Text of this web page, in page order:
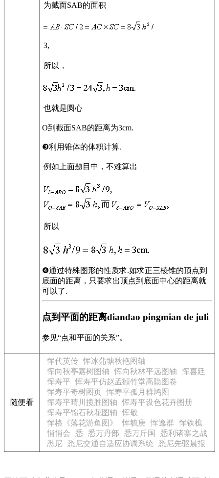
为截面SAB的面积
3,
所以，
也就是圆心
O到截面SAB的距离为3cm.
❸利用锥体的体积计算.
例如上面题目中，不难算出
所以
❹通过特殊图形的性质求.如求正三棱锥的顶点到
底面的距离，只要求出顶点到底面中心的距离就
可以了.
点到平面的距离diandao pingmian de juli
参见“点和平面的关系”。
随便看
恽代英传 恽冰蒲塘秋艳图轴
恽向秋亭嘉树图轴
恽向秋林平远图轴
恽喜廷
恽寿平
恽寿平仿赵孟頫竹堂高隐图卷
恽寿平奇树图页 恽寿平孤月群鸠图
恽寿平晴川揽胜图轴
恽寿平设色花卉图册
恽寿平锦石秋花图轴
恽敬
恽格《落花游鱼图》
恽毓庚 恽逸群
恽铁樵
悄悄会
悉 悉万丹部 悉万斤国
悉利诸寨之战
悉尼 悉尼交通自适应协调系统 悉尼先驱晨报